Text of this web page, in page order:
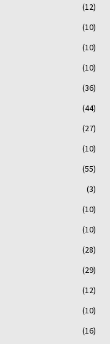
(12)
(10)
(10)
(10)
(36)
(44)
(27)
(10)
(55)
(3)
(10)
(10)
(28)
(29)
(12)
(10)
(16)